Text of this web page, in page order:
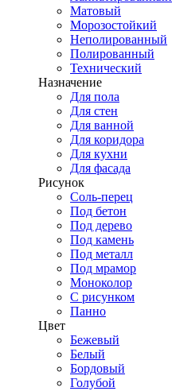
Матовый
Морозостойкий
Неполированный
Полированный
Технический
Назначение
Для пола
Для стен
Для ванной
Для коридора
Для кухни
Для фасада
Рисунок
Соль-перец
Под бетон
Под дерево
Под камень
Под металл
Под мрамор
Моноколор
С рисунком
Панно
Цвет
Бежевый
Белый
Бордовый
Голубой